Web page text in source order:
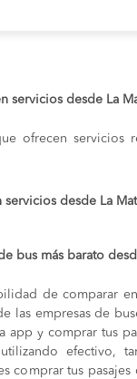
servicios desde La
ofrecen servicios
desde La
bus más barato
de comparar
las empresas de
app y comprar tus
efectivo,
comprar tus pasajes